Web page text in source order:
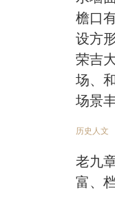
檐口
设方
荣吉
场、
场景
历史人文
老九
富、